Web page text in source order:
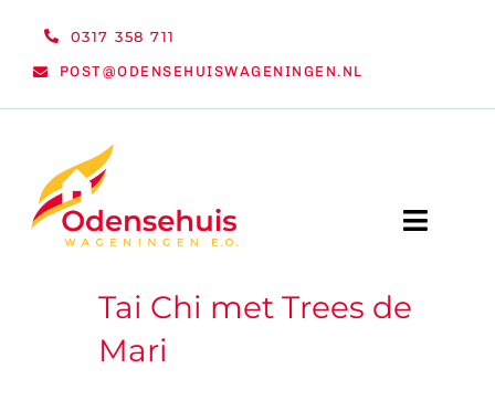
0317 358 711
POST@ODENSEHUISWAGENINGEN.NL
Toggle
WELKOMTai Chi met Trees de
Mari